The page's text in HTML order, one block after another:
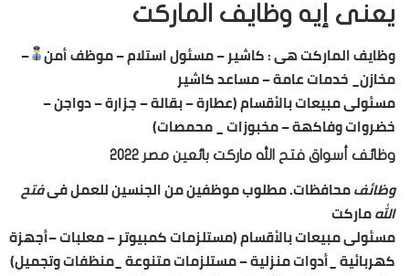
يعنى إيه وظايف الماركت
وظايف الماركت هى : كاشير – مسئول استلام – موظف أمن –
مخازن_ خدمات عامة – مساعد كاشير
مسئولى مبيعات بالأقسام (عطارة – بقالة – جزارة – دواجن –
خضروات وفاكهة – مخبوزات _ محمصات)
وظائف أسواق فتح الله ماركت بائعين مصر 2022
وظائفمحافظات. مطلوب موظفين من الجنسين للعمل فىفتح
اللهماركت
مسئولى مبيعات بالأقسام (مستلزمات كمبيوتر – معلبات –أجهزة
كهربائية _أدوات منزلية – مستلزمات متنوعة _منظفات وتجميل)